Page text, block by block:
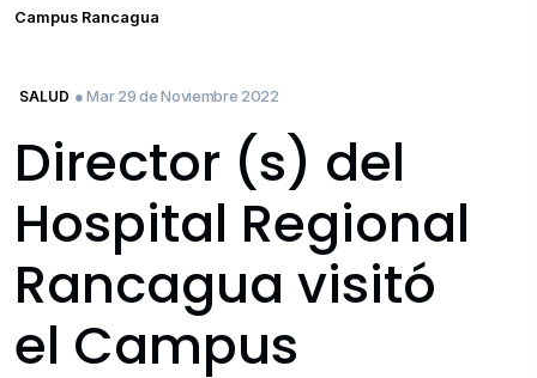
Campus Rancagua
SALUD ● Mar 29 de Noviembre 2022
Director (s) del
Hospital Regional
Rancagua visitó
el Campus